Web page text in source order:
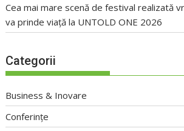
Cea mai mare scenă de festival realizată
va prinde viață la UNTOLD ONE 2026
Categorii
Business & Inovare
Conferințe